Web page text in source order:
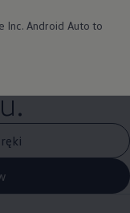
Inc. Android Auto to